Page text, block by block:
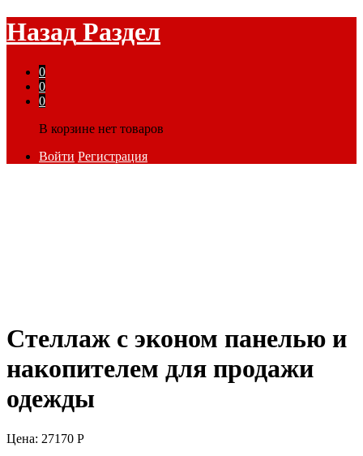
Назад Раздел
0
0
0
В корзине нет товаров
Войти Регистрация
Стеллаж с эконом панелью и
накопителем для продажи
одежды
Цена: 27170 Р